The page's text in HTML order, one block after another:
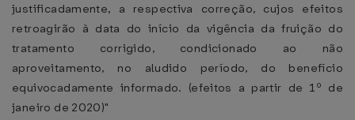
justificadamente, a respectiva correção, cujos efeitos
retroagirão à data do início da vigência da fruição do
tratamento corrigido, condicionado ao não
aproveitamento, no aludido período, do benefício
equivocadamente informado. (efeitos a partir de 1º de
janeiro de 2020)"